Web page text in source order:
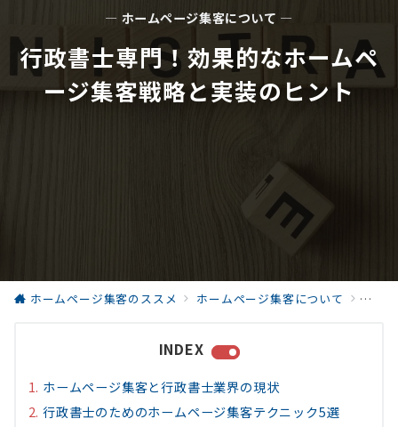
— ホームページ集客について —
行政書士専門！効果的なホームペ
ージ集客戦略と実装のヒント
ホームページ集客のススメ ホームページ集客について 行政
INDEX
ホームページ集客と行政書士業界の現状
行政書士のためのホームページ集客テクニック5選